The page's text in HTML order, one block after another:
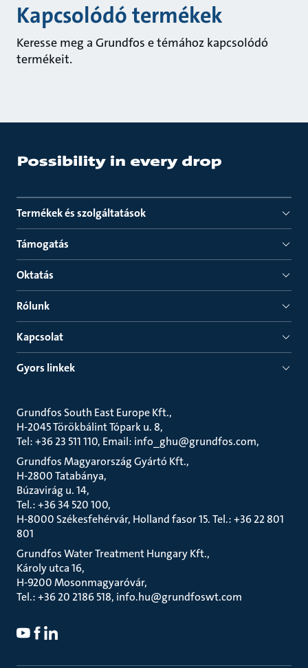
Kapcsolódó termékek
Keresse meg a Grundfos e témához kapcsolódó
termékeit.
Termékek és szolgáltatások
Támogatás
Oktatás
Rólunk
Kapcsolat
Gyors linkek
Grundfos South East Europe Kft.
H-2045 Törökbálint Tópark u. 8
Tel: +36 23 511 110, Email: info_ghu@grundfos.com
Grundfos Magyarország Gyártó Kft.
H-2800 Tatabánya
Búzavirág u. 14
Tel.: +36 34 520 100
H-8000 Székesfehérvár, Holland fasor 15. Tel.: +36 22 801
801
Grundfos Water Treatment Hungary Kft.
Károly utca 16
H-9200 Mosonmagyaróvár
Tel.: +36 20 2186 518, info.hu@grundfoswt.com